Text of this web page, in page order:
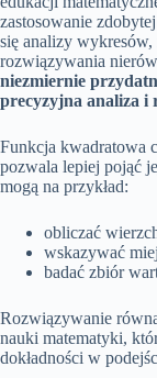
zastosowanie
się analizy
rozwiązywania
niezmiernie
precyzyjna analiza i
Funkcja kwadratowa
pozwala lepiej pojąć
mogą na przykład:
obliczać
wskazywać
badać zbiór
Rozwiązywanie
nauki matematyki,
dokładności w